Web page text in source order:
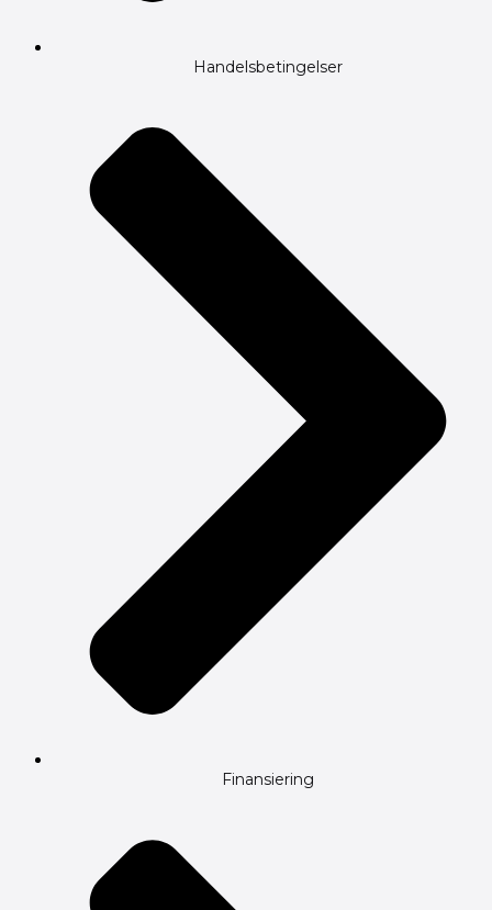
Handelsbetingelser
Finansiering